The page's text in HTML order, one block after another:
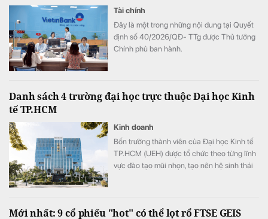
Tài chính
Đây là một trong những nội dung tại Quyết
định số 40/2026/QĐ- TTg được Thủ tướng
Chính phủ ban hành.
Danh sách 4 trường đại học trực thuộc Đại học Kinh
tế TP.HCM
Kinh doanh
Bốn trường thành viên của Đại học Kinh tế
TP.HCM (UEH) được tổ chức theo từng lĩnh
vực đào tạo mũi nhọn, tạo nên hệ sinh thái
Mới nhất: 9 cổ phiếu "hot" có thể lọt rổ FTSE GEIS